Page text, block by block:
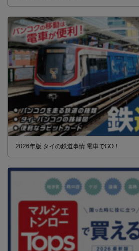
2026年版 タイの鉄道事情 電車でGO！